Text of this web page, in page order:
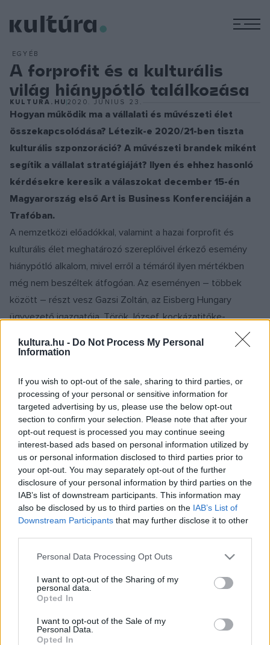
kultura.hu - Do Not Process My Personal
Information
If you wish to opt-out of the sale, sharing to third parties, or
processing of your personal or sensitive information for
targeted advertising by us, please use the below opt-out
section to confirm your selection. Please note that after your
opt-out request is processed you may continue seeing
interest-based ads based on personal information utilized by
us or personal information disclosed to third parties prior to
your opt-out. You may separately opt-out of the further
disclosure of your personal information by third parties on the
IAB’s list of downstream participants. This information may
also be disclosed by us to third parties on the IAB’s List of
Downstream Participants that may further disclose it to other
Please note that this website/app uses one or more Google
not limited to your visit or usage behaviour. You may click to
grant or deny consent to Google and its third-party tags to
use your data for below specified purposes in below Google
consent section.
Personal Data Processing Opt Outs
I want to opt-out of the Sharing of my
personal data.
Opted In
I want to opt-out of the Sale of my
Personal Data.
Opted In
EGYÉB
A forprofit és a kulturális
világ hiánypótló találkozása
KULTURA.HU 2020. JÚNIUS 23.
Hogyan működik ma a vállalati és művészeti élet
összekapcsolódása? Létezik-e 2020/21-ben tiszta
kulturális szponzoráció? A művészeti brandek miként
segítik a vállalat stratégiáját? Ilyen és ehhez hasonló
kérdésekre keresik a válaszokat december 15-én
Magyarország első Art is Business Konferenciáján a
Trafóban.
A nemzetközi előadókkal, valamint a hazai forprofit és
kulturális élet meghatározó szereplőivel érkező esemény
hiánypótló alkalom, mivel erről a témáról ilyen mértékben
még nem beszéltek átfogóan. Az eseményen – többek
között – részt vesz Gazsi Zoltán, az Eisberg Hungary
ügyvezető igazgatója, Török József, kockázatitőke-
befektető, Harsányi Bence, a Momentán Társulat alapító
tagja, Márton Katalin, a Praktiker Magyarország HR- és CSR-
marketingigazgatója, Béres Attila, a Miskolci Nemzeti
Színház igazgatója, Liptay Gabriella, a KPMG Magyarország
marketing- és kommunikációsvezetője, Erdődy Orsolya, a
Budapesti Fesztiválzenekar menedzserigazgató-
helyettese és Orlai Tibor, az Orlai Produkciós Iroda vezetője.
Az esemény célja, hogy minél több példán keresztül
megmutassa, hogyan érdemes másképp tekinteni az
együttműködésekre, és miért éri meg újraértelmezni az
eddigi elképzeléseket.
„A konferenciát az Art is Business magazin működése során
Fontosnak tartjuk a hazai gondolkodás formálását, ezért
minél többeknek teremtjük meg a lehetőséget arra, hogy
hasznos, új és előremutató tudást szerezhessenek a
kulturális támogatás, szponzoráció, mecenatúra és